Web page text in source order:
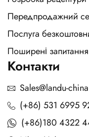
Передпродажний
Послуга
Поширені запитання
Контакти
Sales@landu-
(+86) 531 6995
(+86)180 4322